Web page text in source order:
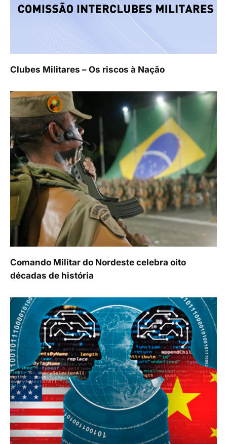
Clubes Militares – Os riscos à Nação
Comando Militar do Nordeste celebra oito
décadas de história